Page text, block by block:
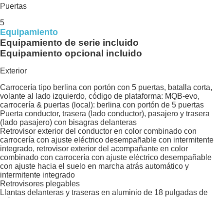
Puertas
5
Equipamiento
Equipamiento de serie incluido
Equipamiento opcional incluido
Exterior
Carrocería tipo berlina con portón con 5 puertas, batalla corta,
volante al lado izquierdo, código de plataforma: MQB-evo,
carrocería & puertas (local): berlina con portón de 5 puertas
Puerta conductor, trasera (lado conductor), pasajero y trasera
(lado pasajero) con bisagras delanteras
Retrovisor exterior del conductor en color combinado con
carrocería con ajuste eléctrico desempañable con intermitente
integrado, retrovisor exterior del acompañante en color
combinado con carrocería con ajuste eléctrico desempañable
con ajuste hacia el suelo en marcha atrás automático y
intermitente integrado
Retrovisores plegables
Llantas delanteras y traseras en aluminio de 18 pulgadas de